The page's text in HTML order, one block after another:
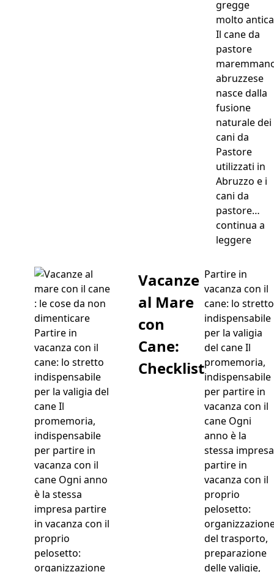
gregge
molto
Il cane da
pastore
abruzzese
nasce dalla
fusione
naturale dei
cani da
Pastore
utilizzati in
Abruzzo e i
cani da
pastore…
continua a
leggere
Vacanze
al Mare
con
Cane:
Checklist
Partire in
vacanza con il
cane: lo stretto
indispensabile
per la valigia
del cane Il
promemoria,
indispensabile
per partire in
vacanza con il
cane Ogni
anno è la
stessa impresa
partire in
vacanza con il
proprio
pelosetto:
del trasporto,
preparazione
delle valigie,